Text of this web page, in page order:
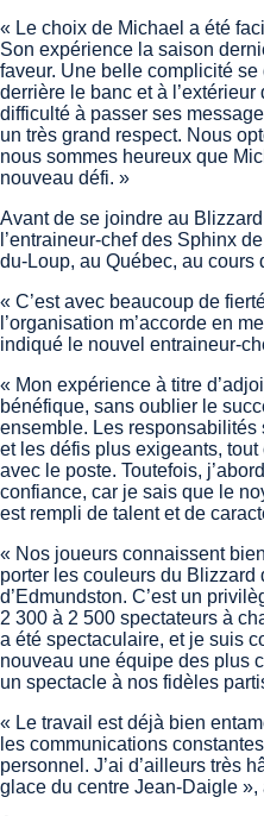
« Le choix de Michael a été
Son expérience la saison
faveur. Une belle complicité
derrière le banc et à
difficulté à passer ses
un très grand respect. Nous
nous sommes heureux que
nouveau défi. »
Avant de se joindre au
l’entraineur-chef des Sphinx
du-Loup, au Québec, au cours
« C’est avec beaucoup de
l’organisation m’accorde en
indiqué le nouvel entraineur-
« Mon expérience à titre
bénéfique, sans oublier le
ensemble. Les
et les défis plus exigeants,
avec le poste. Toutefois,
confiance, car je sais que le
est rempli de talent et de
« Nos joueurs connaissent
porter les couleurs du Blizzard
d’Edmundston. C’est un
2 300 à 2 500 spectateurs à
a été spectaculaire, et je suis
nouveau une équipe des plus
un spectacle à nos fidèles
« Le travail est déjà bien
les communications
personnel. J’ai d’ailleurs très
glace du centre Jean-Daigle